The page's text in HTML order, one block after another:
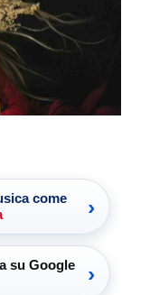
come
›
su Google
›